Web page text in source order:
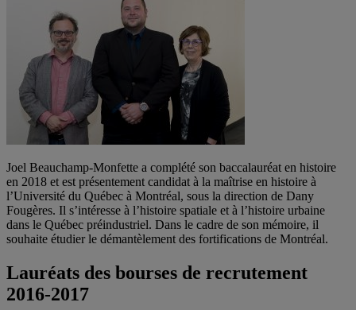
Joel Beauchamp-Monfette a complété son baccalauréat en histoire
en 2018 et est présentement candidat à la maîtrise en histoire à
l’Université du Québec à Montréal, sous la direction de Dany
Fougères. Il s’intéresse à l’histoire spatiale et à l’histoire urbaine
dans le Québec préindustriel. Dans le cadre de son mémoire, il
souhaite étudier le démantèlement des fortifications de Montréal.
Lauréats des bourses de recrutement
2016-2017